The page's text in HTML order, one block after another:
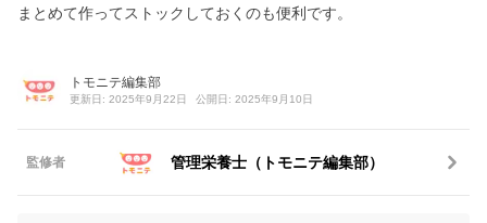
まとめて作ってストックしておくのも便利です。
トモニテ編集部
更新日: 2025年9月22日 公開日: 2025年9月10日
監修者 管理栄養士（トモニテ編集部）